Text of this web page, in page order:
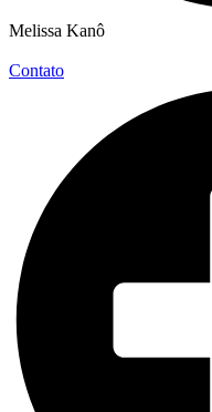
Melissa Kanô
Contato